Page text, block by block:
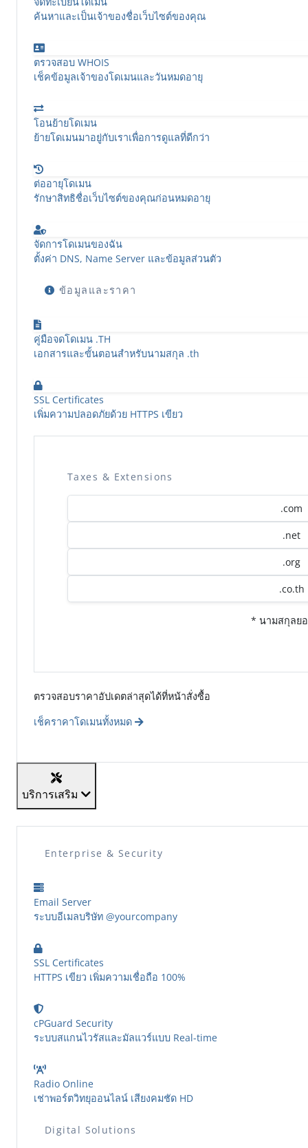
ค้นหาและเป็นเจ้าของชื่อเว็บไซต์ของคุณ
ตรวจสอบ WHOIS
เช็คข้อมูลเจ้าของโดเมนและวันหมดอายุ
โอนย้ายโดเมน
ย้ายโดเมนมาอยู่กับเราเพื่อการดูแลที่ดีกว่า
ต่ออายุโดเมน
รักษาสิทธิชื่อเว็บไซต์ของคุณก่อนหมดอายุ
จัดการโดเมนของฉัน
ตั้งค่า DNS, Name Server และข้อมูลส่วนตัว
ข้อมูลและราคา
คู่มือจดโดเมน .TH
เอกสารและขั้นตอนสำหรับนามสกุล .th
SSL Certificates
เพิ่มความปลอดภัยด้วย HTTPS เขียว
Taxes & Extensions
.com
.net
.org
.co.th
* นามสกุลย
ตรวจสอบราคาอัปเดตล่าสุดได้ที่หน้าสั่งซื้อ
เช็คราคาโดเมนทั้งหมด
บริการเสริม
Enterprise & Security
Email Server
ระบบอีเมลบริษัท @yourcompany
SSL Certificates
HTTPS เขียว เพิ่มความเชื่อถือ 100%
cPGuard Security
ระบบสแกนไวรัสและมัลแวร์แบบ Real-time
Radio Online
เช่าพอร์ตวิทยุออนไลน์ เสียงคมชัด HD
Digital Solutions